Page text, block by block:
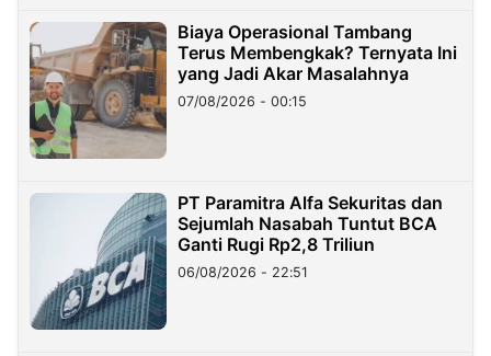
Biaya Operasional Tambang
Terus Membengkak? Ternyata Ini
yang Jadi Akar Masalahnya
07/08/2026 - 00:15
PT Paramitra Alfa Sekuritas dan
Sejumlah Nasabah Tuntut BCA
Ganti Rugi Rp2,8 Triliun
06/08/2026 - 22:51